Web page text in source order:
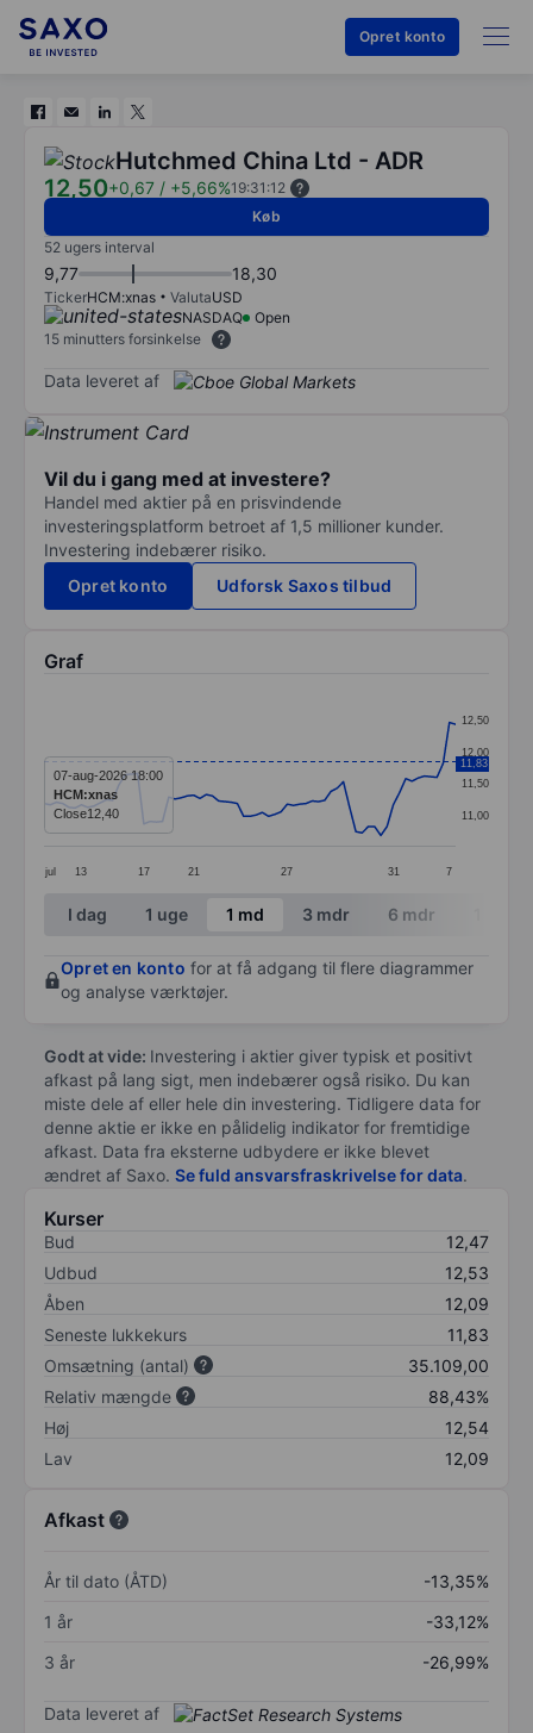
Opret konto
Hutchmed China Ltd - ADR
12,50+0,67 / +5,66%19:31:12
Køb
52 ugers interval
9,77 18,30
TickerHCM:xnas ValutaUSD
NASDAQ
Open
15 minutters forsinkelse
Data leveret af
Vil du i gang med at investere?
Handel med aktier på en prisvindende
investeringsplatform betroet af 1,5 millioner kunder.
Investering indebærer risiko.
Opret konto
Udforsk Saxos tilbud
Graf
The chart has 1 X axis displaying categories.
The chart has 1 Y axis displaying values. Data
jul 13 17 21 27 31 7
11,00
11,50
12,00
12,50
11,83
07-aug-2026 18:00
HCM:xnas
Close12,40
End of interactive chart.
I dag 1 uge 1 md 3 mdr 6 mdr
Opret en konto for at få adgang til flere diagrammer
og analyse værktøjer.
Godt at vide: Investering i aktier giver typisk et positivt
afkast på lang sigt, men indebærer også risiko. Du kan
miste dele af eller hele din investering. Tidligere data for
denne aktie er ikke en pålidelig indikator for fremtidige
afkast. Data fra eksterne udbydere er ikke blevet
ændret af Saxo. Se fuld ansvarsfraskrivelse for data.
Kurser
Bud
12,47
Udbud
12,53
Åben
12,09
Seneste lukkekurs
11,83
Omsætning (antal)
35.109,00
Relativ mængde
88,43%
Høj
12,54
Lav
12,09
Afkast
År til dato (ÅTD)
-13,35%
1 år
-33,12%
3 år
-26,99%
Data leveret af